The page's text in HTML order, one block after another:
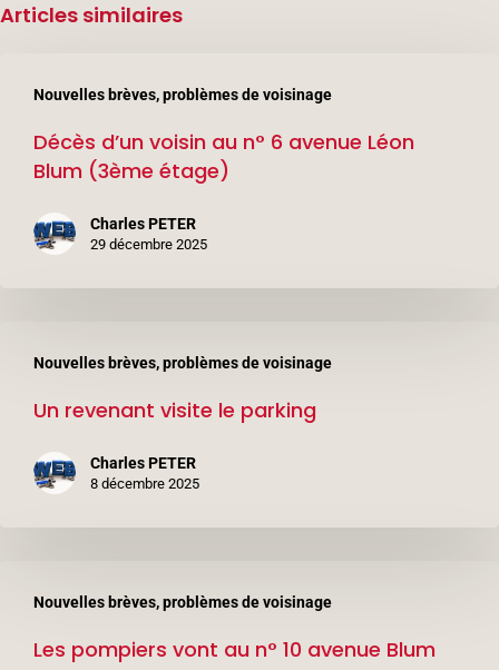
Articles similaires
Nouvelles brèves, problèmes de voisinage
d’un
voisin
Blum
Décès d’un voisin au n° 6 avenue Léon
Blum (3ème étage)
Charles PETER
29 décembre 2025
Nouvelles brèves, problèmes de voisinage
revenant
visite
parking
Un revenant visite le parking
Charles PETER
8 décembre 2025
Nouvelles brèves, problèmes de voisinage
pompiers
vontLes pompiers vont au n° 10 avenue Blum